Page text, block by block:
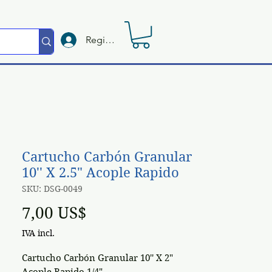
Registrate
Cartucho Carbón Granular
10'' X 2.5" Acople Rapido
SKU: DSG-0049
7,00 US$
IVA incl.
Cartucho Carbón Granular 10'' X 2"